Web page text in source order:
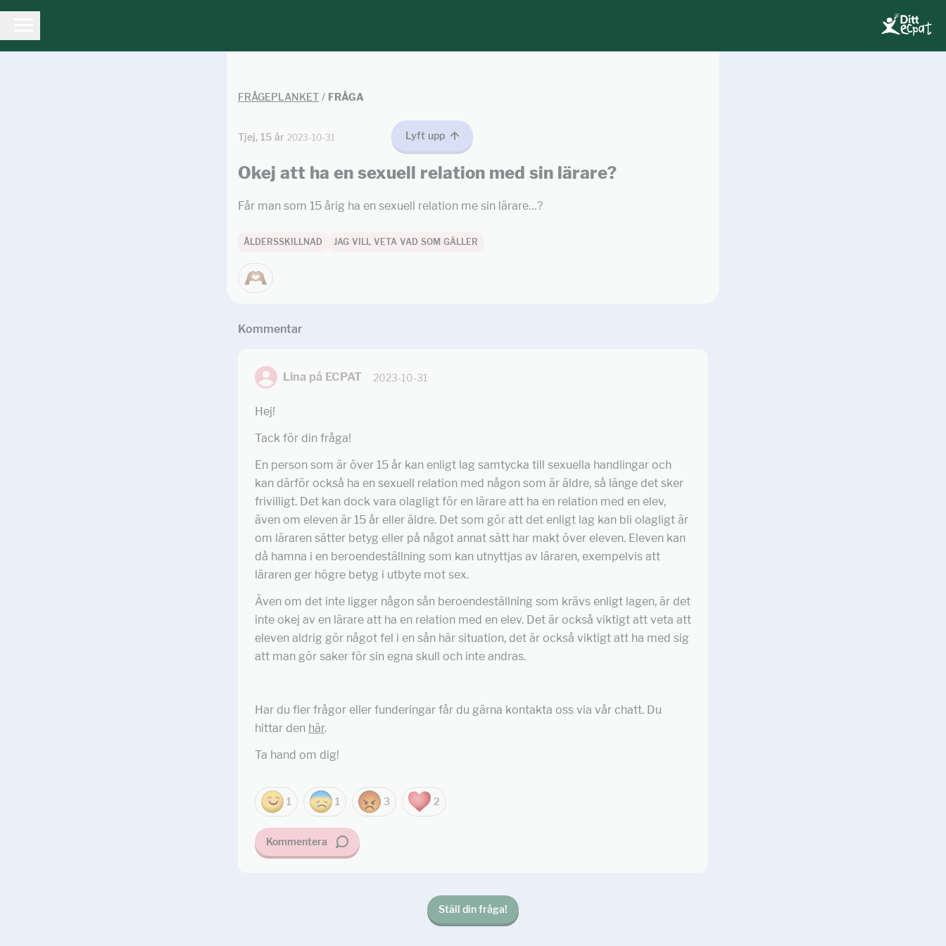
FRÅGEPLANKET / FRÅGA
Tjej, 15 år 2023-10-31 Lyft upp
Okej att ha en sexuell relation med sin lärare?
Får man som 15 årig ha en sexuell relation me sin lärare…?
ÅLDERSSKILLNAD JAG VILL VETA VAD SOM GÄLLER
Kommentar
Lina på ECPAT 2023-10-31
Hej!
Tack för din fråga!
En person som är över 15 år kan enligt lag samtycka till sexuella handlingar och
kan därför också ha en sexuell relation med någon som är äldre, så länge det sker
frivilligt. Det kan dock vara olagligt för en lärare att ha en relation med en elev,
även om eleven är 15 år eller äldre. Det som gör att det enligt lag kan bli olagligt är
om läraren sätter betyg eller på något annat sätt har makt över eleven. Eleven kan
då hamna i en beroendeställning som kan utnyttjas av läraren, exempelvis att
läraren ger högre betyg i utbyte mot sex.
Även om det inte ligger någon sån beroendeställning som krävs enligt lagen, är det
inte okej av en lärare att ha en relation med en elev. Det är också viktigt att veta att
eleven aldrig gör något fel i en sån här situation, det är också viktigt att ha med sig
att man gör saker för sin egna skull och inte andras.
Har du fler frågor eller funderingar får du gärna kontakta oss via vår chatt. Du
hittar den här.
Ta hand om dig!
1 1 3 2
Kommentera
Ställ din fråga!